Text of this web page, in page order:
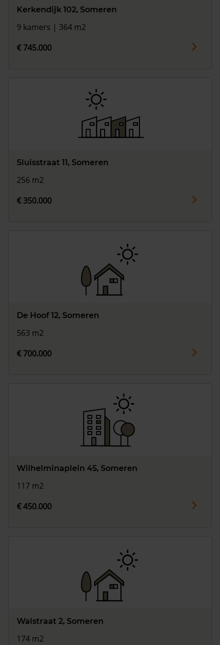
Kerkendijk 102, Someren
9 kamers | 364 m2
€ 745.000
Sluisstraat 11, Someren
256 m2
€ 350.000
De Hoof 12, Someren
563 m2
€ 700.000
Wilhelminaplein 45, Someren
117 m2
€ 450.000
Walstraat 2, Someren
174 m2